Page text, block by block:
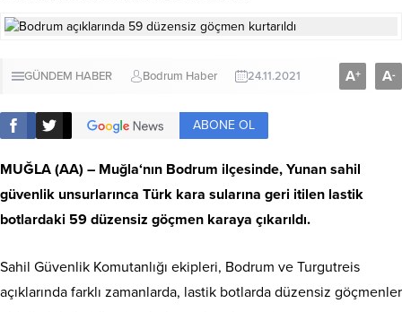
GÜNDEM HABER Bodrum Haber 24.11.2021 A+ A-
ABONE OL
MUĞLA (AA) – Muğla‘nın Bodrum ilçesinde, Yunan sahil
güvenlik unsurlarınca Türk kara sularına geri itilen lastik
botlardaki 59 düzensiz göçmen karaya çıkarıldı.
Sahil Güvenlik Komutanlığı ekipleri, Bodrum ve Turgutreis
açıklarında farklı zamanlarda, lastik botlarda düzensiz göçmenler